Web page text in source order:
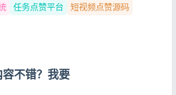
任务点赞平台
短视频点赞源码
容不错？我要